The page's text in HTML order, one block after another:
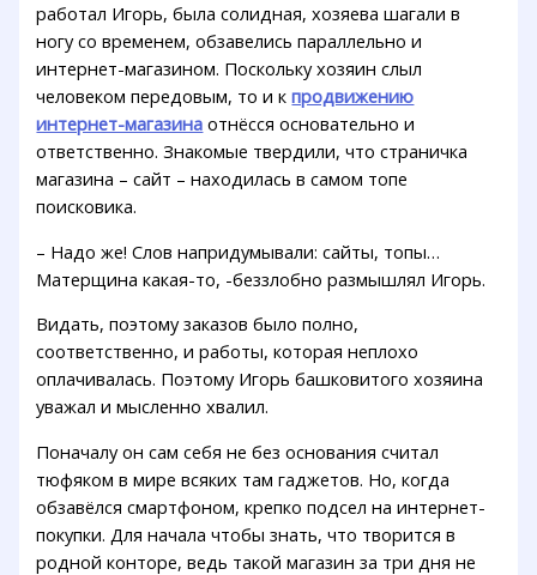
работал Игорь, была солидная, хозяева шагали в
ногу со временем, обзавелись параллельно и
интернет-магазином. Поскольку хозяин слыл
человеком передовым, то и кпродвижению
интернет-магазина отнёсся основательно и
ответственно. Знакомые твердили, что страничка
магазина – сайт – находилась в самом топе
поисковика.
– Надо же! Слов напридумывали: сайты, топы…
Матерщина какая-то, -беззлобно размышлял Игорь.
Видать, поэтому заказов было полно,
соответственно, и работы, которая неплохо
оплачивалась. Поэтому Игорь башковитого хозяина
уважал и мысленно хвалил.
Поначалу он сам себя не без основания считал
тюфяком в мире всяких там гаджетов. Но, когда
обзавёлся смартфоном, крепко подсел на интернет-
покупки. Для начала чтобы знать, что творится в
родной конторе, ведь такой магазин за три дня не